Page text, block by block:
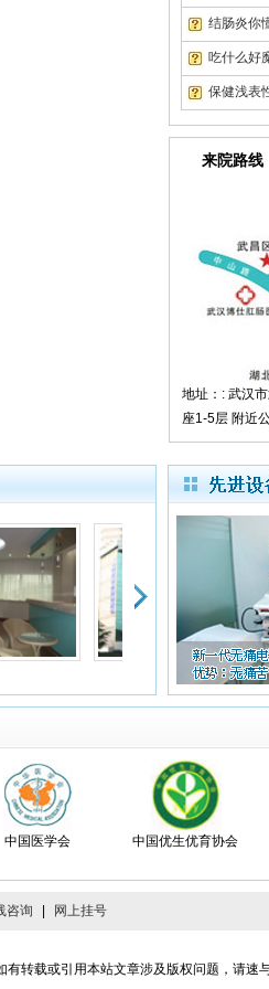
假期去武汉我爸的
是道，帮我开了药
发票，就诊检查拿
医院找徐老师咨询，
翁先生随
结肠炎你
吃什么好
保健浅表
来院路线
地址：: 武汉
座1-5层 附近
中国医学会 中国优生优育协会
咨询 网上挂号
有转载或引用本站文章涉及版权问题，请速